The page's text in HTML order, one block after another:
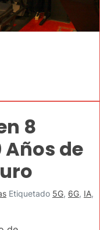
8
de
Etiquetado 5G, 6G, IA,